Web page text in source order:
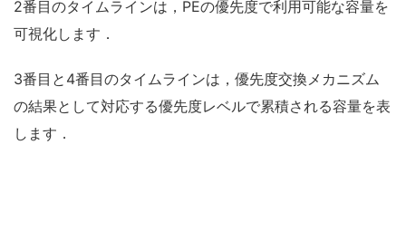
2番目のタイムラインは，PEの優先度で利用可能な容量を
可視化します．
3番目と4番目のタイムラインは，優先度交換メカニズム
の結果として対応する優先度レベルで累積される容量を表
します．